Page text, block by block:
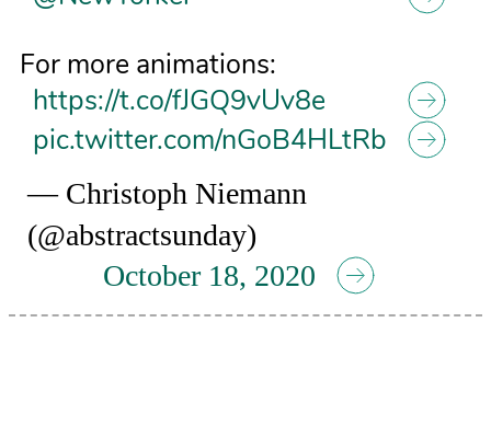
For more animations:
https://t.co/fJGQ9vUv8e
pic.twitter.com/nGoB4HLtRb
— Christoph Niemann
(@abstractsunday)
October 18, 2020